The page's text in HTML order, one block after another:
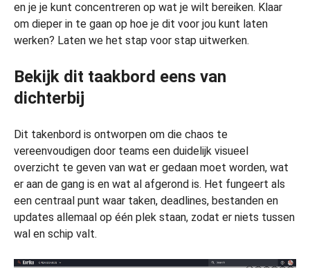
en je je kunt concentreren op wat je wilt bereiken. Klaar
om dieper in te gaan op hoe je dit voor jou kunt laten
werken? Laten we het stap voor stap uitwerken.
Bekijk dit taakbord eens van
dichterbij
Dit takenbord is ontworpen om die chaos te
vereenvoudigen door teams een duidelijk visueel
overzicht te geven van wat er gedaan moet worden, wat
er aan de gang is en wat al afgerond is. Het fungeert als
een centraal punt waar taken, deadlines, bestanden en
updates allemaal op één plek staan, zodat er niets tussen
wal en schip valt.